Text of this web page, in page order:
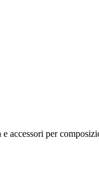
accessori per